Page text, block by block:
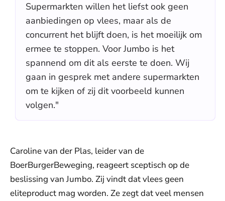
Supermarkten willen het liefst ook geen
aanbiedingen op vlees, maar als de
concurrent het blijft doen, is het moeilijk om
ermee te stoppen. Voor Jumbo is het
spannend om dit als eerste te doen. Wij
gaan in gesprek met andere supermarkten
om te kijken of zij dit voorbeeld kunnen
volgen."
Caroline van der Plas, leider van de
BoerBurgerBeweging, reageert sceptisch op de
beslissing van Jumbo. Zij vindt dat vlees geen
eliteproduct mag worden. Ze zegt dat veel mensen